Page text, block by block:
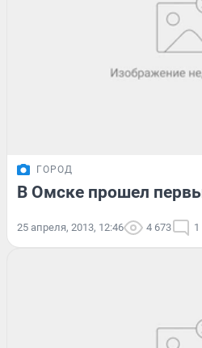
ГОРОД
В Омске прошел
25 апреля, 2013, 12:46 4 673 1